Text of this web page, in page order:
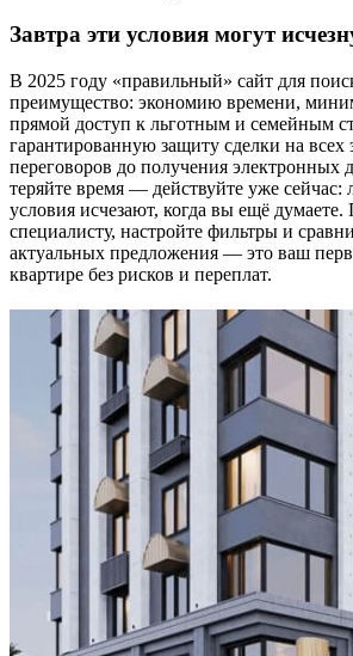
Завтра эти условия могут
В 2025 году «правильный» сайт для
преимущество: экономию времени,
прямой доступ к льготным и семейным
гарантированную защиту сделки на
переговоров до получения электронных
теряйте время — действуйте уже
условия исчезают, когда вы ещё думаете.
специалисту, настройте фильтры и
актуальных предложения — это ваш
квартире без рисков и переплат.